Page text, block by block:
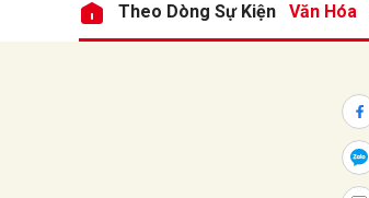
Theo Dòng Sự Kiện Văn Hóa